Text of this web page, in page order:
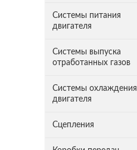
Системы питания
двигателя
Системы выпуска
отработанных газов
Системы охлаждения
двигателя
Сцепления